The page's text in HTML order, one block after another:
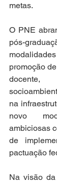
metas.
O PNE
pós-
modalidades
promoção
docente,
na
novo
ambiciosas
de
pactuação
Na visão